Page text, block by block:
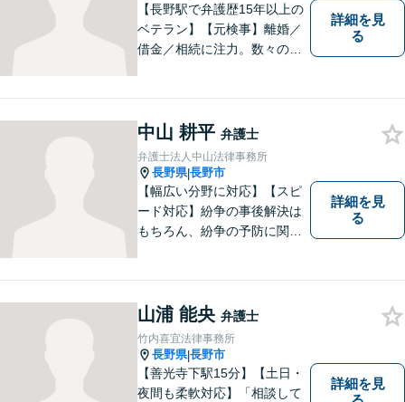
【長野駅で弁護歴15年以上の
ベテラン】【元検事】離婚／
借金／相続に注力。数々の実
勢に合わせ、日々知見をアッ
プデートしながら事件に取り
組みます！【駐車場有】
詳細を見
る
中山 耕平 弁護士
弁護士法人中山法律事務所
長野県|長野市
【幅広い分野に対応】【スピ
ード対応】紛争の事後解決は
もちろん、紛争の予防に関す
する癖をつけることを勧めて
おります。早期相談が早期解
決に繋がりますのでお気軽に
ご相談ください。
詳細を見
る
山浦 能央 弁護士
竹内喜宜法律事務所
長野県|長野市
【善光寺下駅15分】【土日・
夜間も柔軟対応】「相談して
詳細を見